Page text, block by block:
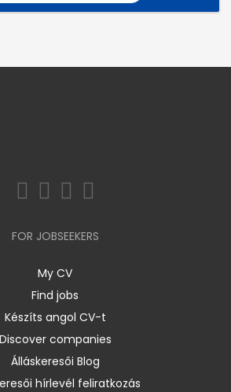
FOR JOBSEEKERS
My CV
Find jobs
Készíts angol CV-t
Discover companies
Álláskeresői Blog
hírlevél feliratkozás